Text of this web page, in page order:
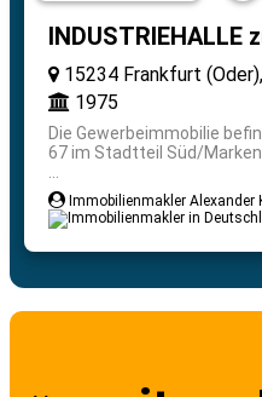
INDUSTRIEHALLE
15234 Frankfurt
1975
Die Gewerbeimmobilie
67 im Stadtteil Süd/
Immobilienmakler Alexander